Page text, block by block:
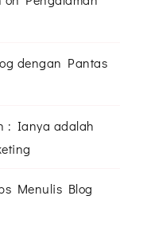
dengan Pantas
: Ianya adalah
Menulis Blog